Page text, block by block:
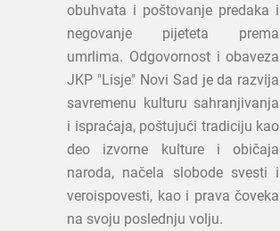
obuhvata i poštovanje predaka i
negovanje pijeteta prema
umrlima. Odgovornost i obaveza
JKP "Lisje" Novi Sad je da razvija
savremenu kulturu sahranjivanja
i ispraćaja, poštujući tradiciju kao
deo izvorne kulture i običaja
naroda, načela slobode svesti i
veroispovesti, kao i prava čoveka
na svoju poslednju volju.